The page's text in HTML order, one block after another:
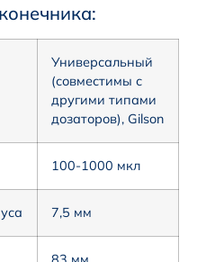
Универсальный
(совместимы с
другими типами
дозаторов), Gilson
100-1000 мкл
7,5 мм